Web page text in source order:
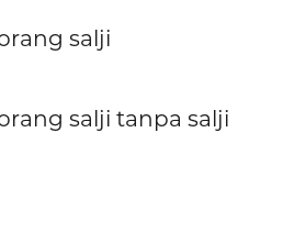
salji
salji tanpa salji